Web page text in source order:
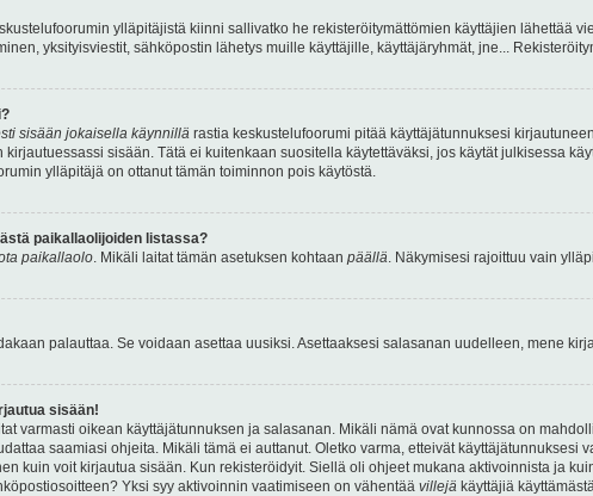
ylläpitäjistä kiinni sallivatko he rekisteröitymättömien käyttäjien lähettää
yksityisviestit, sähköpostin lähetys muille käyttäjille, käyttäjäryhmät, jne...
sisään jokaisella käynnillä rastia keskustelufoorumi pitää käyttäjätunnuksesi
sisään. Tätä ei kuitenkaan suositella käytettäväksi, jos käytät julkisessa
ylläpitäjä on ottanut tämän toiminnon pois käytöstä.
paikallaolijoiden listassa?
paikallaolo. Mikäli laitat tämän asetuksen kohtaan päällä. Näkymisesi rajoittuu vain
palauttaa. Se voidaan asettaa uusiksi. Asettaaksesi salasanan uudelleen, mene
sisään!
varmasti oikean käyttäjätunnuksen ja salasanan. Mikäli nämä ovat kunnossa on
saamiasi ohjeita. Mikäli tämä ei auttanut. Oletko varma, etteivät
kuin voit kirjautua sisään. Kun rekisteröidyit. Siellä oli ohjeet mukana aktivoinnista ja
Yksi syy aktivoinnin vaatimiseen on vähentää villejä käyttäjiä